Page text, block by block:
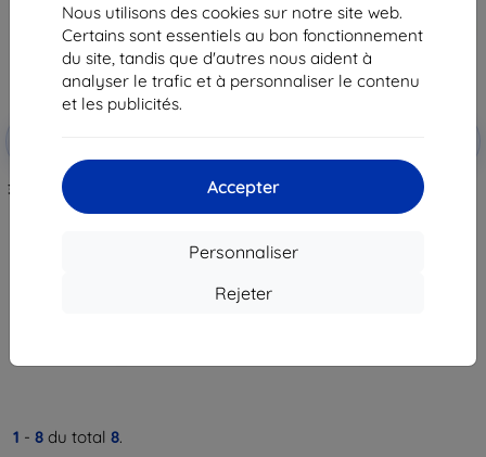
Nous utilisons des cookies sur notre site web.
Certains sont essentiels au bon fonctionnement
du site, tandis que d'autres nous aident à
analyser le trafic et à personnaliser le contenu
et les publicités.
Accepter
Personnaliser
Rejeter
coupon
3MK FlexibleGlass Motorola Moto
G10 verre hybride
coupon
3MK FlexibleGlass Lite Motorola
Moto G10 verre hybride Lite
(5903108384209)
1 - 8 du total 8.